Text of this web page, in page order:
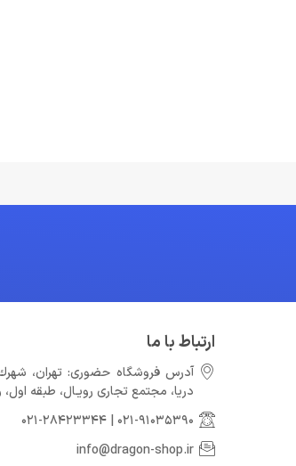
ارتباط با ما
آدرس فروشگاه حضوری: تهران،
دريا، مجتمع تجارى رويـال، طبقه اول، واحد 110 فروشگاه
021-91035390
021-28423344
info@dragon-shop.ir